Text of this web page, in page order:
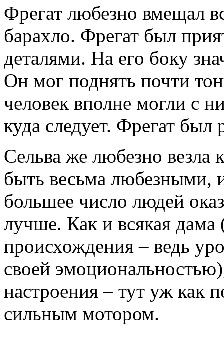
Фрегат любезно вмещал
барахло. Фрегат был
деталями. На его боку
Он мог поднять почти
человек вполне могли с
куда следует. Фрегат был
Сельва же любезно
быть весьма любезными,
большее число людей
лучше. Как и всякая дама
происхождения – ведь
своей
настроения – тут уж как
сильным мотором.